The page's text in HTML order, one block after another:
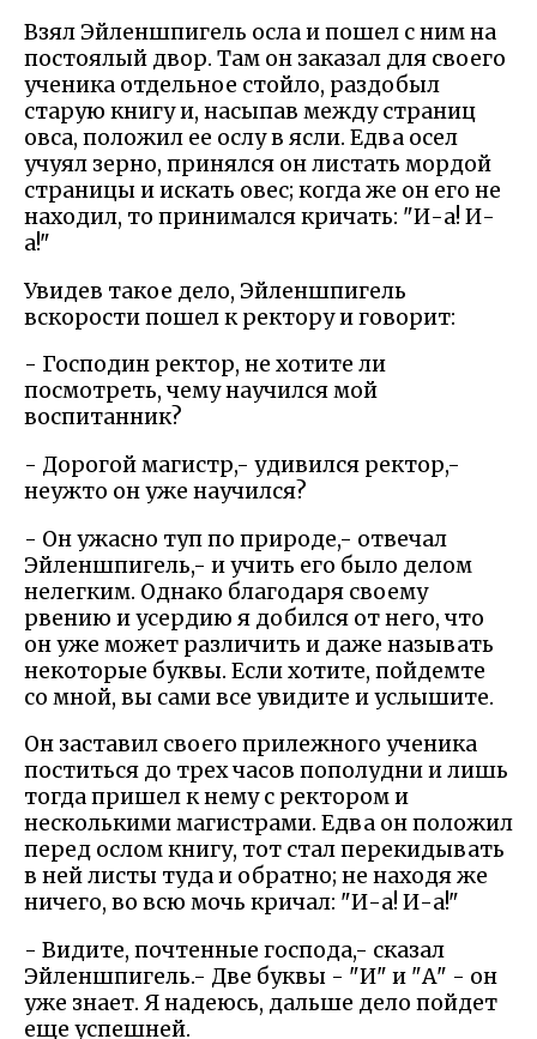
Взял Эйленшпигель осла и пошел с ним на
постоялый двор. Там он заказал для своего
ученика отдельное стойло, раздобыл
старую книгу и, насыпав между страниц
овса, положил ее ослу в ясли. Едва осел
учуял зерно, принялся он листать мордой
страницы и искать овес; когда же он его не
находил, то принимался кричать: "И-а! И-
а!"
Увидев такое дело, Эйленшпигель
вскорости пошел к ректору и говорит:
- Господин ректор, не хотите ли
посмотреть, чему научился мой
воспитанник?
- Дорогой магистр,- удивился ректор,-
неужто он уже научился?
- Он ужасно туп по природе,- отвечал
Эйленшпигель,- и учить его было делом
нелегким. Однако благодаря своему
рвению и усердию я добился от него, что
он уже может различить и даже называть
некоторые буквы. Если хотите, пойдемте
со мной, вы сами все увидите и услышите.
Он заставил своего прилежного ученика
поститься до трех часов пополудни и лишь
тогда пришел к нему с ректором и
несколькими магистрами. Едва он положил
перед ослом книгу, тот стал перекидывать
в ней листы туда и обратно; не находя же
ничего, во всю мочь кричал: "И-а! И-а!"
- Видите, почтенные господа,- сказал
Эйленшпигель.- Две буквы - "И" и "А" - он
уже знает. Я надеюсь, дальше дело пойдет
еще успешней.